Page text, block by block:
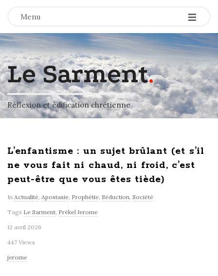
Menu -
-
-
Le Sarment.
Réflexion et édification chrétienne
L’enfantisme : un sujet brûlant (et s’il
ne vous fait ni chaud, ni froid, c’est
peut-être que vous êtes tiède)
In Actualité, Apostasie, Prophétie, Séduction, Société
Tags Le Sarment, Prékel Jerome
12 avril 2026
447 Views
jerome